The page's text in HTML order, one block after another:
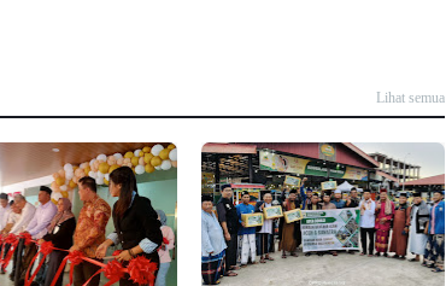
Lihat semua